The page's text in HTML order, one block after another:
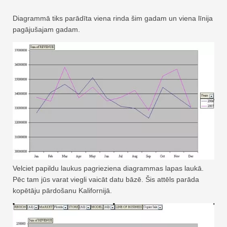
Diagrammā tiks parādīta viena rinda šim gadam un viena līnija
pagājušajam gadam.
Velciet papildu laukus pagrieziena diagrammas lapas laukā.
Pēc tam jūs varat viegli vaicāt datu bāzē. Šis attēls parāda
kopētāju pārdošanu Kalifornijā.